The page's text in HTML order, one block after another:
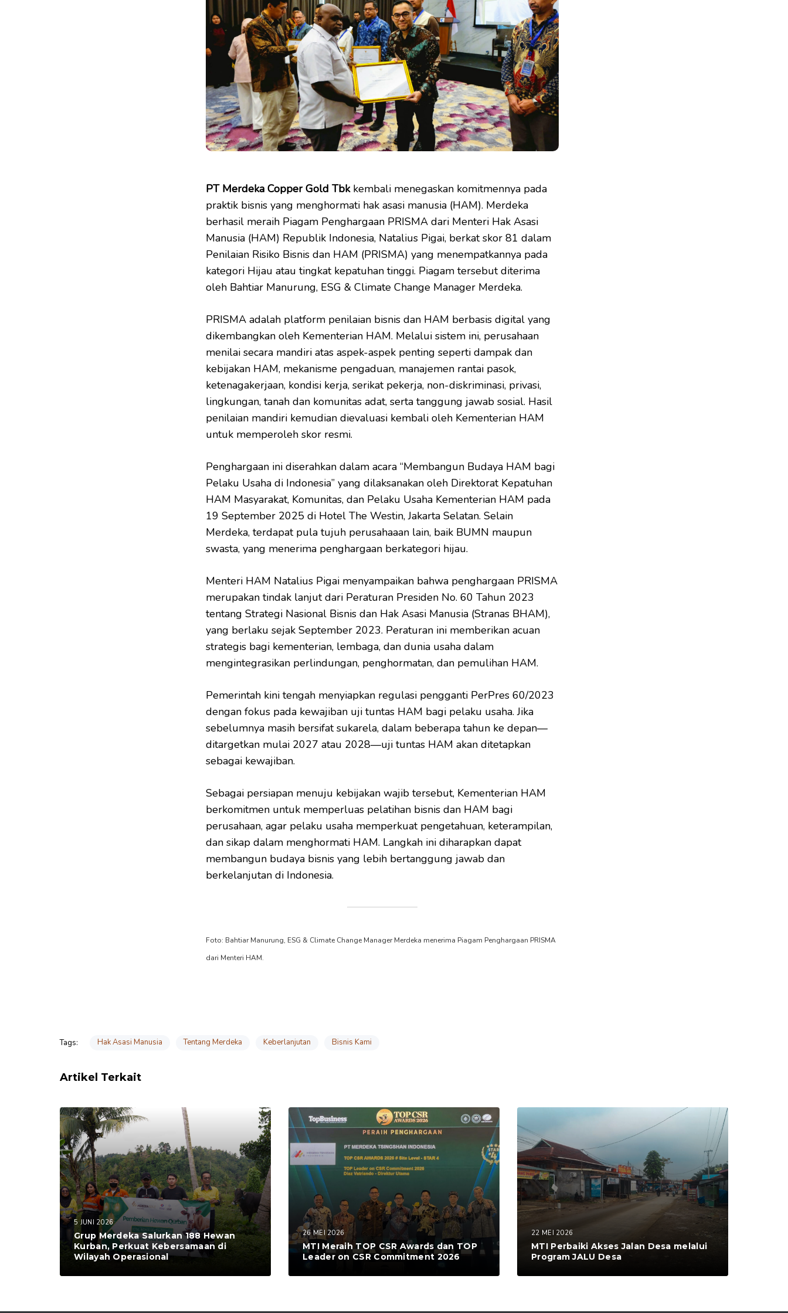
PT Merdeka Copper Gold Tbkkembali menegaskan komitmennya pada
praktik bisnis yang menghormati hak asasi manusia (HAM). Merdeka
berhasil meraih Piagam Penghargaan PRISMA dari Menteri Hak Asasi
Manusia (HAM) Republik Indonesia, Natalius Pigai, berkat skor 81 dalam
Penilaian Risiko Bisnis dan HAM (PRISMA) yang menempatkannya pada
kategori Hijau atau tingkat kepatuhan tinggi. Piagam tersebut diterima
oleh Bahtiar Manurung, ESG & Climate Change Manager Merdeka.
PRISMA adalah platform penilaian bisnis dan HAM berbasis digital yang
dikembangkan oleh Kementerian HAM. Melalui sistem ini, perusahaan
menilai secara mandiri atas aspek-aspek penting seperti dampak dan
kebijakan HAM, mekanisme pengaduan, manajemen rantai pasok,
ketenagakerjaan, kondisi kerja, serikat pekerja, non-diskriminasi, privasi,
lingkungan, tanah dan komunitas adat, serta tanggung jawab sosial. Hasil
penilaian mandiri kemudian dievaluasi kembali oleh Kementerian HAM
untuk memperoleh skor resmi.
Penghargaan ini diserahkan dalam acara “Membangun Budaya HAM bagi
Pelaku Usaha di Indonesia” yang dilaksanakan oleh Direktorat Kepatuhan
HAM Masyarakat, Komunitas, dan Pelaku Usaha Kementerian HAM pada
19 September 2025 di Hotel The Westin, Jakarta Selatan. Selain
Merdeka, terdapat pula tujuh perusahaaan lain, baik BUMN maupun
swasta, yang menerima penghargaan berkategori hijau.
Menteri HAM Natalius Pigai menyampaikan bahwa penghargaan PRISMA
merupakan tindak lanjut dari Peraturan Presiden No. 60 Tahun 2023
tentang Strategi Nasional Bisnis dan Hak Asasi Manusia (Stranas BHAM),
yang berlaku sejak September 2023. Peraturan ini memberikan acuan
strategis bagi kementerian, lembaga, dan dunia usaha dalam
mengintegrasikan perlindungan, penghormatan, dan pemulihan HAM.
Pemerintah kini tengah menyiapkan regulasi pengganti PerPres 60/2023
dengan fokus pada kewajiban uji tuntas HAM bagi pelaku usaha. Jika
sebelumnya masih bersifat sukarela, dalam beberapa tahun ke depan—
ditargetkan mulai 2027 atau 2028—uji tuntas HAM akan ditetapkan
sebagai kewajiban.
Sebagai persiapan menuju kebijakan wajib tersebut, Kementerian HAM
berkomitmen untuk memperluas pelatihan bisnis dan HAM bagi
perusahaan, agar pelaku usaha memperkuat pengetahuan, keterampilan,
dan sikap dalam menghormati HAM. Langkah ini diharapkan dapat
membangun budaya bisnis yang lebih bertanggung jawab dan
berkelanjutan di Indonesia.
Foto: Bahtiar Manurung, ESG & Climate Change Manager Merdeka menerima Piagam Penghargaan PRISMA
dari Menteri HAM.
Tags: Hak Asasi Manusia Tentang Merdeka Keberlanjutan Bisnis Kami
Artikel Terkait
5 JUNI 2026
Grup Merdeka Salurkan 188 Hewan
Kurban, Perkuat Kebersamaan di
Wilayah Operasional
26 MEI 2026
MTI Meraih TOP CSR Awards dan TOP
Leader on CSR Commitment 2026
22 MEI 2026
MTI Perbaiki Akses Jalan Desa melalui
Program JALU Desa